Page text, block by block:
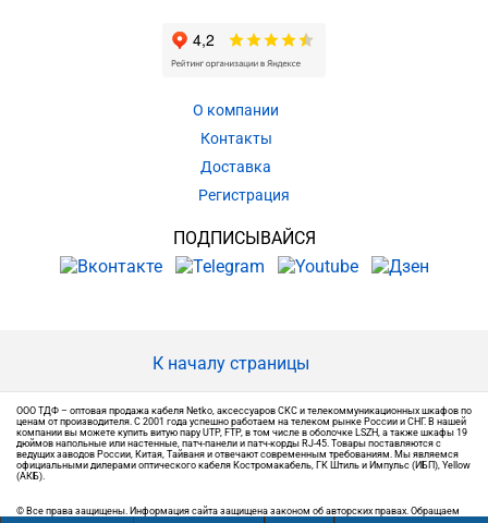
О компании
Контакты
Доставка
Регистрация
ПОДПИСЫВАЙСЯ
К началу страницы
ООО ТДФ – оптовая продажа кабеля Netko, аксессуаров СКС и телекоммуникационных шкафов по
ценам от производителя. С 2001 года успешно работаем на телеком рынке России и СНГ. В нашей
компании вы можете купить витую пару UTP, FTP, в том числе в оболочке LSZH, а также шкафы 19
дюймов напольные или настенные, патч-панели и патч-корды RJ-45. Товары поставляются с
ведущих заводов России, Китая, Тайваня и отвечают современным требованиям. Мы являемся
официальными дилерами оптического кабеля Костромакабель, ГК Штиль и Импульс (ИБП), Yellow
(АКБ).
© Все права защищены. Информация сайта защищена законом об авторских правах. Обращаем